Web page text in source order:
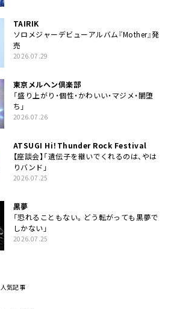
TAIRIK
ソロメジャーデビューアルバム『Mother』発
売
2026.07.29
東京メルヘン倶楽部
「盛り上がり・個性・かわいい・マジメ・闇堕
ち」
2026.07.26
ATSUGI Hi！Thunder Rock Festival
【座談会】「遺伝子を継いでくれるのは、やは
りバンド」
2026.07.25
黒夢
「恐れることもない。どう転がっても黒夢で
しかない」
2026.07.25
人気記事